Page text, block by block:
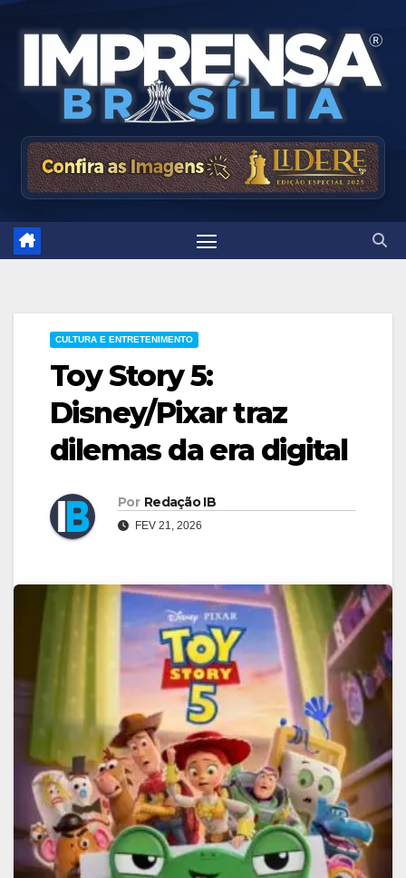
CULTURA E ENTRETENIMENTO
Toy Story 5:
Disney/Pixar traz
dilemas da era digital
Por Redação IB
FEV 21, 2026